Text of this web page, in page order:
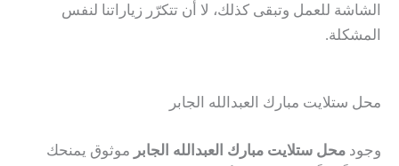
الشاشة للعمل وتبقى كذلك، لا أن تتكرّر زياراتنا لنفس
المشكلة.
محل ستلايت مبارك العبدالله الجابر
وجود محل ستلايت مبارك العبدالله الجابر موثوق يمنحك